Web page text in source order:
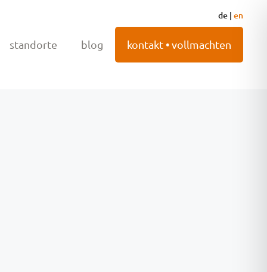
de | en
standorte blog kontakt • vollmachten